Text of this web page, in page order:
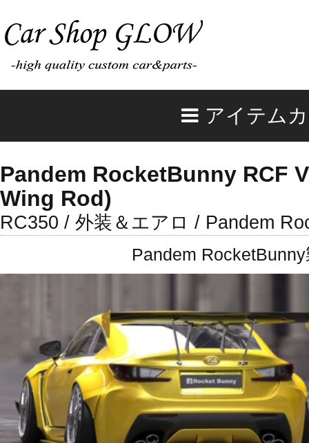
アイテム
Pandem RocketBunny RCF
Wing Rod)
RC350 / 外装＆エアロ / Pandem
Pandem